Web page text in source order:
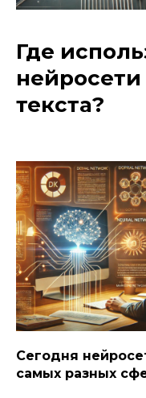
Где
текста?
Сегодня
самых разных